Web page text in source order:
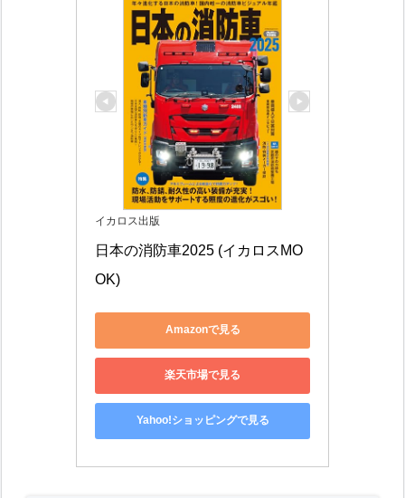
イカロス出版
日本の消防車2025 (イカロスMO
OK)
Amazonで見る
楽天市場で見る
Yahoo!ショッピングで見る